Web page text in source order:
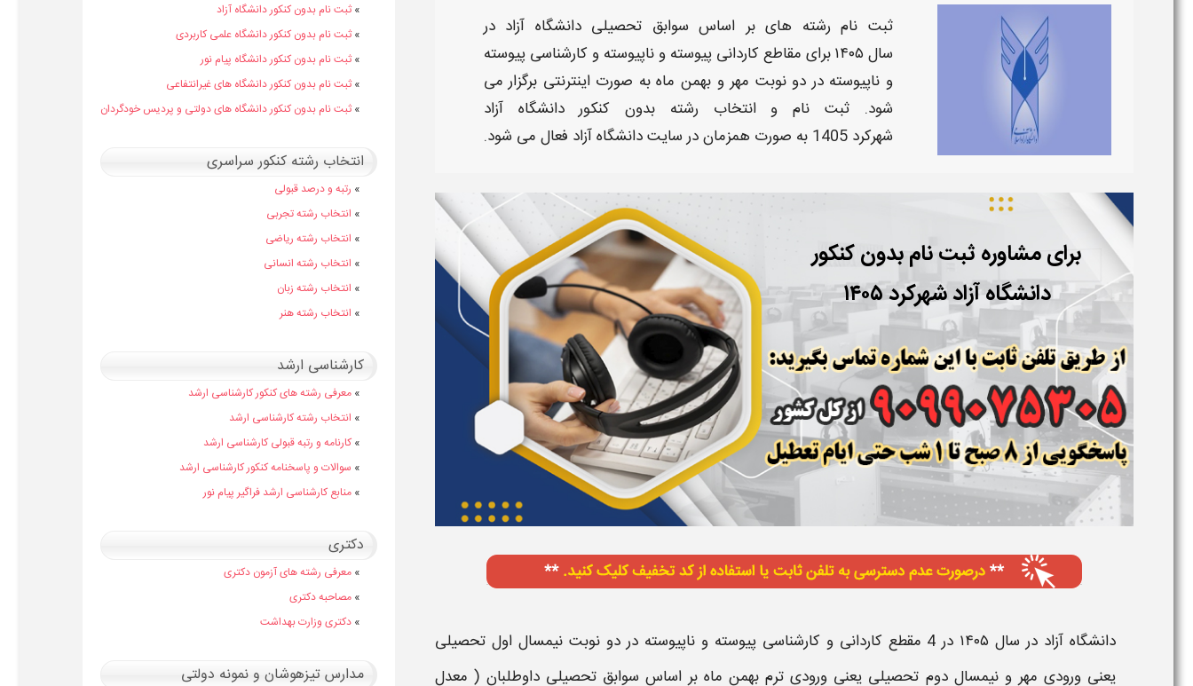
ثبت نام رشته های بر اساس سوابق تحصیلی دانشگاه آزاد در
سال ۱۴۰۵برای مقاطع کاردانی پیوسته و ناپیوسته و کارشناسی پیوسته
و ناپیوسته در دو نوبت مهرو بهمن ماه به صورتاینترنتی برگزار می
شود. ثبت نام و انتخاب رشته بدون کنکور دانشگاه آزاد
شهرکرد 1405 به صورت همزمان درسایت دانشگاه آزاد فعال می شود.
برای مشاوره ثبت نام بدون کنکور
دانشگاه آزادشهرکرد۱۴۰۵
دانشگاه آزاد در سال ۱۴۰۵ در 4 مقطع کاردانی و کارشناسی پیوستهوناپیوسته در دو نوبت نیمسال اول تحصیلی
یعنی ورودی مهرونیمسال دوم تحصیلی یعنی ورودی ترم بهمن ماهبر اساس سوابق تحصیلی داوطلبان ( معدل
» ثبت نام بدون کنکور دانشگاه آزاد
» ثبت نام بدون کنکور دانشگاه علمی کاربردی
» ثبت نام بدون کنکور دانشگاه پیام نور
» ثبت نام بدون کنکور دانشگاه های غیرانتفاعی
» ثبت نام بدون کنکور دانشگاه های دولتی و پردیس خودگردان
انتخاب رشته کنکور سراسری
» رتبه و درصد قبولی
» انتخاب رشته تجربی
» انتخاب رشته ریاضی
» انتخاب رشته انسانی
» انتخاب رشته زبان
» انتخاب رشته هنر
کارشناسی ارشد
» معرفی رشته های کنکور کارشناسی ارشد
» انتخاب رشته کارشناسی ارشد
» کارنامه و رتبه قبولی کارشناسی ارشد
» سوالات و پاسخنامه کنکور کارشناسی ارشد
» منابع کارشناسی ارشد فراگیر پیام نور
دکتری
» معرفی رشته های آزمون دکتری
» مصاحبه دکتری
» دکتری وزارت بهداشت
مدارس تیزهوشان و نمونه دولتی